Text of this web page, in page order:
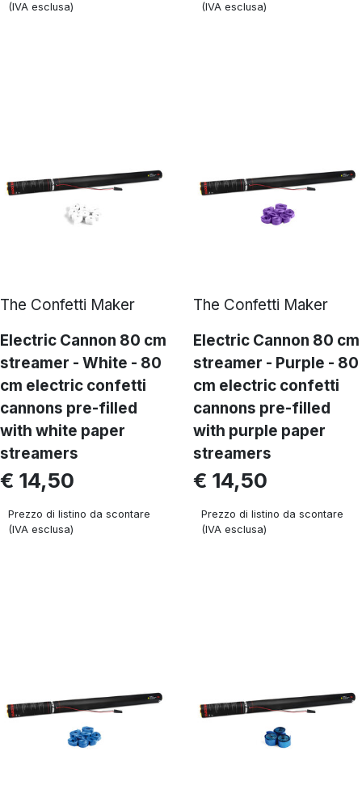
(IVA esclusa)
(IVA esclusa)
The Confetti Maker
Electric Cannon 80 cm
streamer - White - 80
cm electric confetti
cannons pre-filled
with white paper
streamers
€ 14,50
Prezzo di listino da scontare
(IVA esclusa)
The Confetti Maker
Electric Cannon 80 cm
streamer - Purple - 80
cm electric confetti
cannons pre-filled
with purple paper
streamers
€ 14,50
Prezzo di listino da scontare
(IVA esclusa)